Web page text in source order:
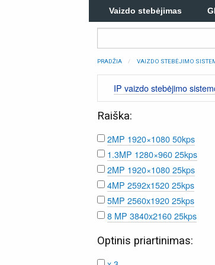
Vaizdo stebėjimas
PRADŽIA VAIZDO STEBĖJIMO
IP vaizdo stebėjimo
Raiška:
2MP 1920×1080 50kps
1.3MP 1280×960 25kps
2MP 1920×1080 25kps
4MP 2592x1520 25kps
5MP 2560x1920 25kps
8 MP 3840x2160 25kps
Optinis priartinimas: